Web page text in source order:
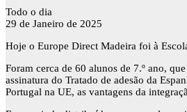
“A
Europa
à
Escola”
Todo o dia
29 de Janeiro de 2025
Hoje o Europe Direct Madeira foi à
Foram cerca de 60 alunos de 7.º ano,
assinatura do Tratado de adesão da
Portugal na UE, as vantagens da